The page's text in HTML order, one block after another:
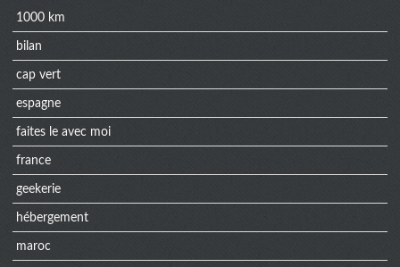
1000 km
bilan
cap vert
espagne
faites le avec moi
france
geekerie
hébergement
maroc